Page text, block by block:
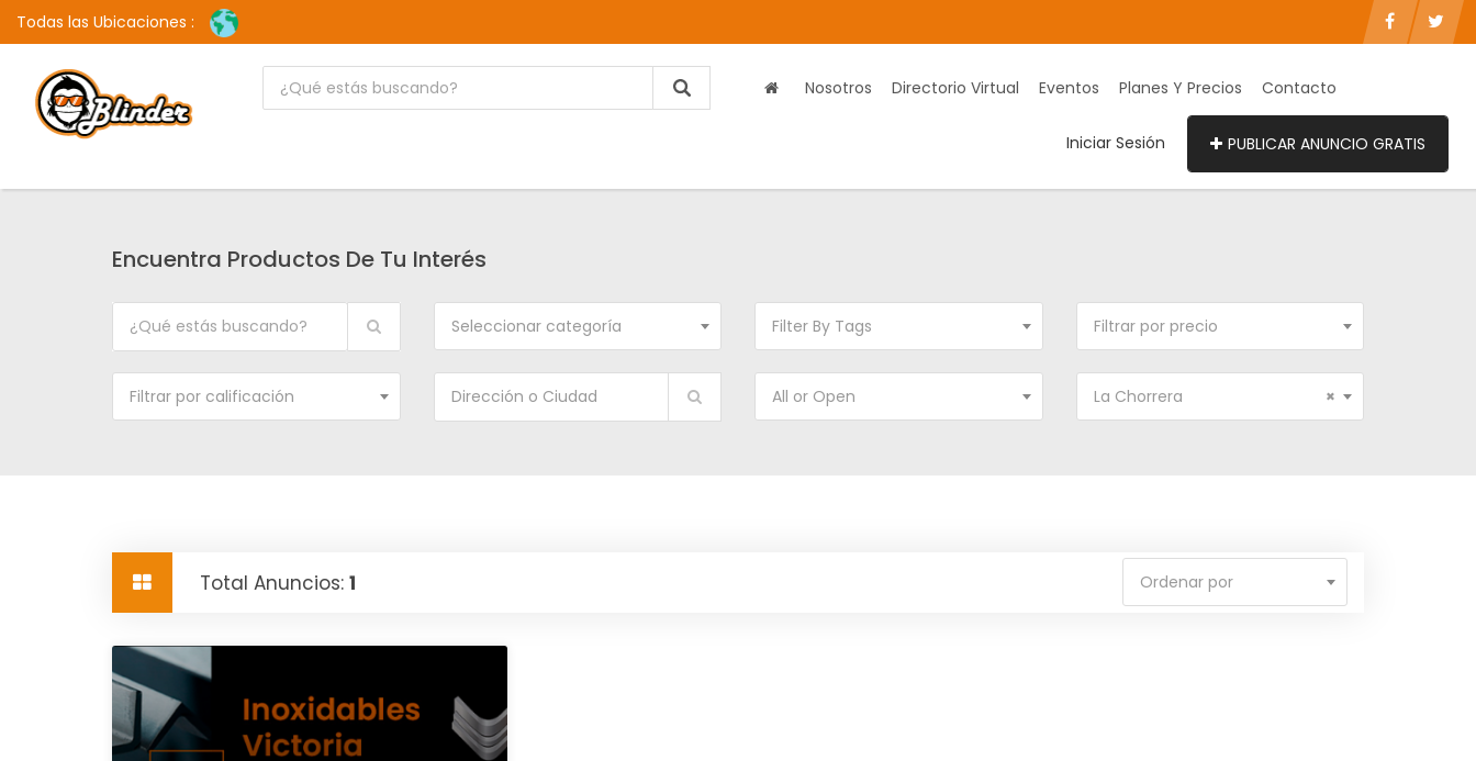
Todas las Ubicaciones :
Nosotros Directorio Virtual Eventos Planes Y Precios Contacto
Iniciar Sesión PUBLICAR ANUNCIO GRATIS
Encuentra Productos De Tu Interés
Seleccionar categoría Filter By Tags Filtrar por precio
Filtrar por calificación All or Open ×
La Chorrera
Total Anuncios: 1 Ordenar por